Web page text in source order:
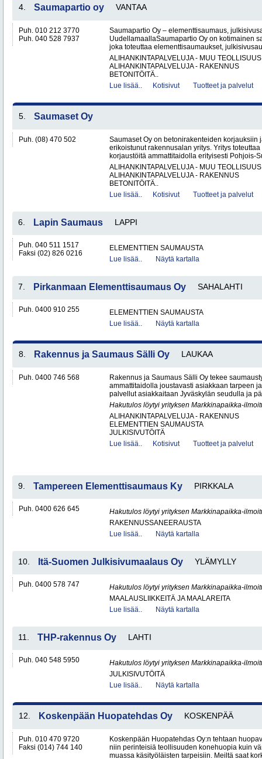
4. Saumapartio oy VANTAA
Puh. 010 212 3770
Puh. 040 528 7937
Saumapartio Oy – elementtisaumaus,
UudellamaallaSaumapartio Oy on kotimainen
joka toteuttaa elementtisaumaukset,
ALIHANKINTAPALVELUJA - MUU TEOLLISUUS
ALIHANKINTAPALVELUJA - RAKENNUS
BETONITÖITÄ..
Lue lisää..
Kotisivut Tuotteet ja palvelut
5. Saumaset Oy
Puh. (08) 470 502
Saumaset Oy on betonirakenteiden korjauksiin
erikoistunut rakennusalan yritys. Yritys
korjaustöitä ammattitaidolla erityisesti Pohjois-
ALIHANKINTAPALVELUJA - MUU TEOLLISUUS
ALIHANKINTAPALVELUJA - RAKENNUS
BETONITÖITÄ..
Lue lisää..
Kotisivut Tuotteet ja palvelut
6. Lapin Saumaus LAPPI
Puh. 040 511 1517
Faksi (02) 826 0216
ELEMENTTIEN SAUMAUSTA
Lue lisää..
Näytä kartalla
7. Pirkanmaan Elementtisaumaus Oy SAHALAHTI
Puh. 0400 910 255
ELEMENTTIEN SAUMAUSTA
Lue lisää..
Näytä kartalla
8. Rakennus ja Saumaus Sälli Oy LAUKAA
Puh. 0400 746 568
Rakennus ja Saumaus Sälli Oy tekee
ammattitaidolla joustavasti asiakkaan tarpeen
palvellut asiakkaitaan Jyväskylän seudulla ja
Hakutulos löytyi yrityksen Markkinapaikka-
ALIHANKINTAPALVELUJA - RAKENNUS
ELEMENTTIEN SAUMAUSTA
JULKISIVUTÖITÄ
Lue lisää..
Kotisivut Tuotteet ja palvelut
9. Tampereen Elementtisaumaus Ky PIRKKALA
Puh. 0400 626 645
Hakutulos löytyi yrityksen Markkinapaikka-
RAKENNUSSANEERAUSTA
Lue lisää..
Näytä kartalla
10. Itä-Suomen Julkisivumaalaus Oy YLÄMYLLY
Puh. 0400 578 747
Hakutulos löytyi yrityksen Markkinapaikka-
MAALAUSLIIKKEITÄ JA MAALAREITA
Lue lisää..
Näytä kartalla
11. THP-rakennus Oy LAHTI
Puh. 040 548 5950
Hakutulos löytyi yrityksen Markkinapaikka-
JULKISIVUTÖITÄ
Lue lisää..
Näytä kartalla
12. Koskenpään Huopatehdas Oy KOSKENPÄÄ
Puh. 010 470 9720
Faksi (014) 744 140
Koskenpään Huopatehdas Oy:n tehtaan
niin perinteisiä teollisuuden konehuopia kuin
muassa käsityöläisten tarpeisiin. Meiltä saat